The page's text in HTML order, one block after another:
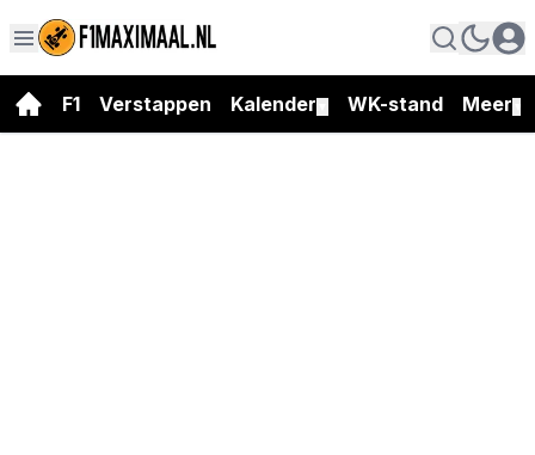
F1 Verstappen Kalender WK-stand Meer